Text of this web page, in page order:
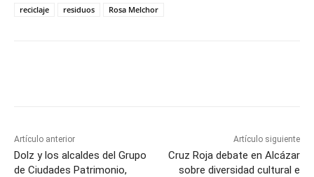
reciclaje
residuos Rosa Melchor
Artículo anterior
Dolz y los alcaldes del Grupo
de Ciudades Patrimonio,
Artículo siguiente
Cruz Roja debate en Alcázar
sobre diversidad cultural e